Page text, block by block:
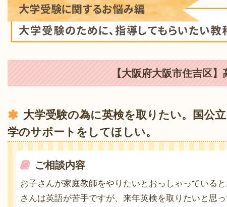
【大阪府大阪市住吉区】
大学受験の為に英検を取りたい。国公
学のサポートをしてほしい。
ご相談内容
お子さんが家庭教師をやりたいとおっしゃっている
さんは英語が苦手ですが、来年英検を取りたいと思